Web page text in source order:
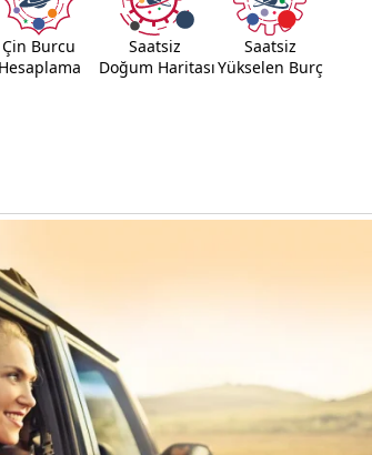
Çin Burcu
Hesaplama
Saatsiz
Doğum Haritası
Saatsiz
Yükselen Burç